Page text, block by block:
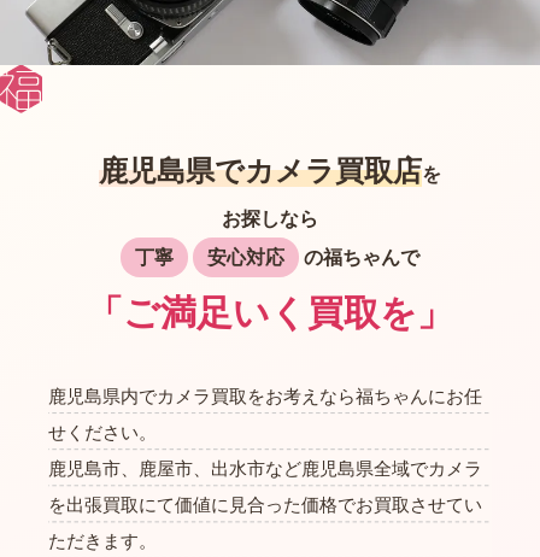
鹿児島県でカメラ買取店を
お探しなら
丁寧
安心対応 の福ちゃんで
「ご満足いく買取を」
鹿児島県内でカメラ買取をお考えなら福ちゃんにお任
せください。
鹿児島市、鹿屋市、出水市など鹿児島県全域でカメラ
を出張買取にて価値に見合った価格でお買取させてい
ただきます。